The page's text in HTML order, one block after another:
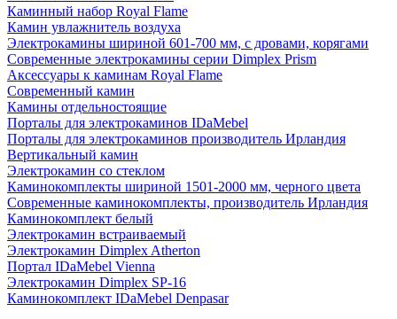
Каминный набор Royal Flame
Камин увлажнитель воздуха
Электрокамины шириной 601-700 мм, с дровами, корягами
Современные электрокамины серии Dimplex Prism
Аксессуары к каминам Royal Flame
Современный камин
Камины отдельностоящие
Порталы для электрокаминов IDaMebel
Порталы для электрокаминов производитель Ирландия
Вертикальный камин
Электрокамин со стеклом
Каминокомплекты шириной 1501-2000 мм, черного цвета
Современные каминокомплекты, производитель Ирландия
Каминокомплект белый
Электрокамин встраиваемый
Электрокамин Dimplex Atherton
Портал IDaMebel Vienna
Электрокамин Dimplex SP-16
Каминокомплект IDaMebel Denpasar